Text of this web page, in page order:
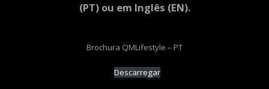
(PT) ou em Inglês (EN).
Brochura QMLifestyle – PT
Descarregar